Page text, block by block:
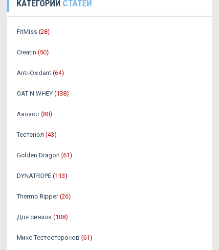
КАТЕГОРИИ СТАТЕЙ
FitMiss (28)
Creatin (50)
Anti-Oxidant (64)
OAT N WHEY (138)
Азозол (80)
Тестенол (43)
Golden Dragon (61)
DYNATROPE (113)
Thermo Ripper (26)
Для связок (108)
Микс Тестостеронов (61)